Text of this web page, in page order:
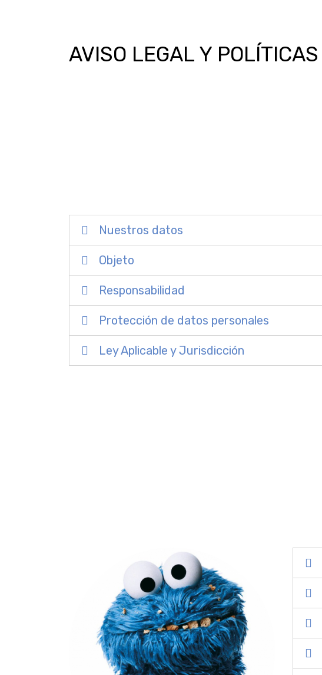
AVISO LEGAL Y POLÍTICAS
Nuestros datos
Objeto
Responsabilidad
Protección de datos personales
Ley Aplicable y Jurisdicción